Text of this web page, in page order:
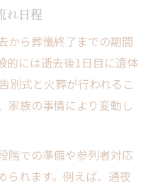
れ日程
から葬儀終了までの期間
的には逝去後1日目に遺体
別式と火葬が行われるこ
家族の事情により変動し
階での準備や参列者対応
られます。例えば、通夜